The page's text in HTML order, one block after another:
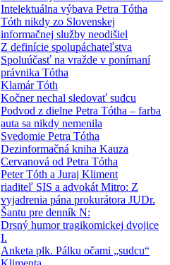
Intelektuálna výbava Petra Tótha
Tóth nikdy zo Slovenskej
informačnej služby neodišiel
Z definície spolupáchateľstva
Spoluúčasť na vražde v ponímaní
právnika Tótha
Klamár Tóth
Kočner nechal sledovať sudcu
Podvod z dielne Petra Tótha – farba
auta sa nikdy nemenila
Svedomie Petra Tótha
Dezinformačná kniha Kauza
Cervanová od Petra Tótha
Peter Tóth a Juraj Kliment
riaditeľ SIS a advokát Mitro: Z
vyjadrenia pána prokurátora JUDr.
Šantu pre denník N:
Drsný humor tragikomickej dvojice
I.
Anketa plk. Pálku očami „sudcu“